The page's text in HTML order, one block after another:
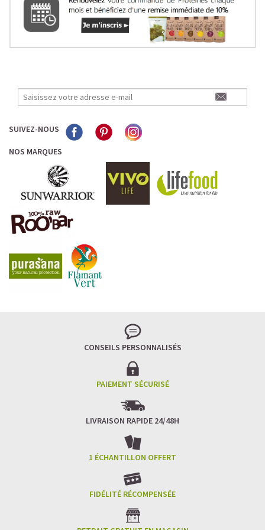
LE PLAISIR D’UN DESSERT GLACÉ, SANS LE SUCRE EN
TROP
Imaginez un caramel fondant qui se mêle à un café
frappé crémeux, sans sucre raffiné et boosté en
réconcilie dessert glacé et nutrition.
fringale. Pour les gourmands qui veulent se faire plaisir
sans sacrifier leurs objectifs.
Café frappé au Caramel Protéiné
SUIVEZ-NOUS
NOS MARQUES
CONSEILS PERSONNALISÉS
PAIEMENT SÉCURISÉ
LIVRAISON RAPIDE 24/48H
1 ÉCHANTILLON OFFERT
FIDÉLITÉ RÉCOMPENSÉE